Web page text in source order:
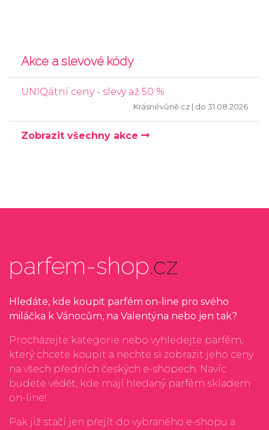
Akce a slevové kódy
UNIQátní ceny - slevy až 50 %
Krásnévůně.cz | do 31.08.2026
Zobrazit všechny akce
parfem-shop.cz
Hledáte, kde koupit parfém on-line pro svého
miláčka k Vánocům, na Valentýna nebo jen tak?
Procházejte kategorie nebo vyhledejte parfém,
který chcete koupit a nechte si zobrazit jeho ceny
na všech předních českých e-shopech. Navíc
budete vědět, kde mají hledaný parfém skladem
on-line!
Pak již stačí jen přejít do vybraného e-shopu a